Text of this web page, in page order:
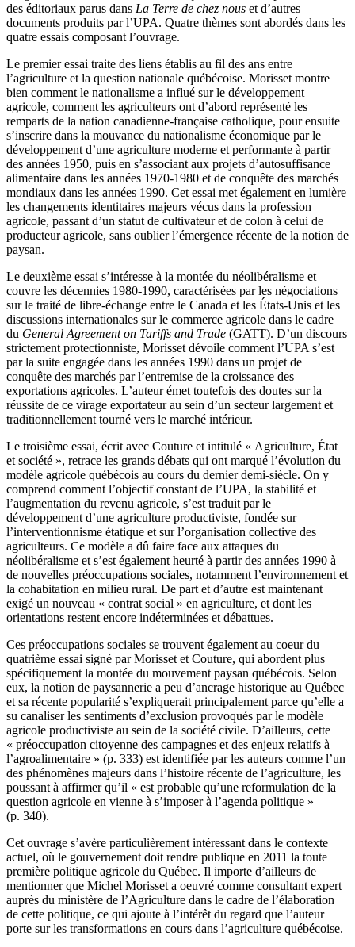
des éditoriaux parus dans La Terre de chez nous et d’autres
documents produits par l’UPA. Quatre thèmes sont abordés dans les
quatre essais composant l’ouvrage.
Le premier essai traite des liens établis au fil des ans entre
l’agriculture et la question nationale québécoise. Morisset montre
bien comment le nationalisme a influé sur le développement
agricole, comment les agriculteurs ont d’abord représenté les
remparts de la nation canadienne-française catholique, pour ensuite
s’inscrire dans la mouvance du nationalisme économique par le
développement d’une agriculture moderne et performante à partir
des années 1950, puis en s’associant aux projets d’autosuffisance
alimentaire dans les années 1970-1980 et de conquête des marchés
mondiaux dans les années 1990. Cet essai met également en lumière
les changements identitaires majeurs vécus dans la profession
agricole, passant d’un statut de cultivateur et de colon à celui de
producteur agricole, sans oublier l’émergence récente de la notion de
paysan.
Le deuxième essai s’intéresse à la montée du néolibéralisme et
couvre les décennies 1980-1990, caractérisées par les négociations
sur le traité de libre-échange entre le Canada et les États-Unis et les
discussions internationales sur le commerce agricole dans le cadre
du General Agreement on Tariffs and Trade (GATT). D’un discours
strictement protectionniste, Morisset dévoile comment l’UPA s’est
par la suite engagée dans les années 1990 dans un projet de
conquête des marchés par l’entremise de la croissance des
exportations agricoles. L’auteur émet toutefois des doutes sur la
réussite de ce virage exportateur au sein d’un secteur largement et
traditionnellement tourné vers le marché intérieur.
Le troisième essai, écrit avec Couture et intitulé « Agriculture, État
et société », retrace les grands débats qui ont marqué l’évolution du
modèle agricole québécois au cours du dernier demi-siècle. On y
comprend comment l’objectif constant de l’UPA, la stabilité et
l’augmentation du revenu agricole, s’est traduit par le
développement d’une agriculture productiviste, fondée sur
l’interventionnisme étatique et sur l’organisation collective des
agriculteurs. Ce modèle a dû faire face aux attaques du
néolibéralisme et s’est également heurté à partir des années 1990 à
de nouvelles préoccupations sociales, notamment l’environnement et
la cohabitation en milieu rural. De part et d’autre est maintenant
exigé un nouveau « contrat social » en agriculture, et dont les
orientations restent encore indéterminées et débattues.
Ces préoccupations sociales se trouvent également au coeur du
quatrième essai signé par Morisset et Couture, qui abordent plus
spécifiquement la montée du mouvement paysan québécois. Selon
eux, la notion de paysannerie a peu d’ancrage historique au Québec
et sa récente popularité s’expliquerait principalement parce qu’elle a
su canaliser les sentiments d’exclusion provoqués par le modèle
agricole productiviste au sein de la société civile. D’ailleurs, cette
« préoccupation citoyenne des campagnes et des enjeux relatifs à
l’agroalimentaire » (p. 333) est identifiée par les auteurs comme l’un
des phénomènes majeurs dans l’histoire récente de l’agriculture, les
poussant à affirmer qu’il « est probable qu’une reformulation de la
question agricole en vienne à s’imposer à l’agenda politique »
(p. 340).
Cet ouvrage s’avère particulièrement intéressant dans le contexte
actuel, où le gouvernement doit rendre publique en 2011 la toute
première politique agricole du Québec. Il importe d’ailleurs de
mentionner que Michel Morisset a oeuvré comme consultant expert
auprès du ministère de l’Agriculture dans le cadre de l’élaboration
de cette politique, ce qui ajoute à l’intérêt du regard que l’auteur
porte sur les transformations en cours dans l’agriculture québécoise.